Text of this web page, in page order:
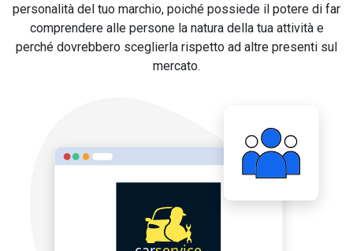
personalità del tuo marchio, poiché possiede il potere di far
comprendere alle persone la natura della tua attività e
perché dovrebbero sceglierla rispetto ad altre presenti sul
mercato.